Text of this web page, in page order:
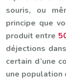
souris, ou
principe que
produit entre
déjections
certain d’une
une population